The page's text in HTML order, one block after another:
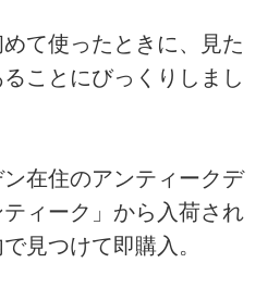
めて使ったときに、見た
ことにびっくりしまし
在住のアンティークデ
ィーク」から入荷され
見つけて即購入。